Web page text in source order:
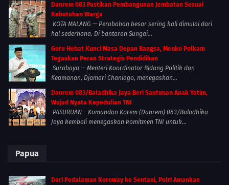
Danrem 083 Pastikan Pembangunan Jembatan Sesuai
Kebutuhan Warga
KOTA MALANG — Perubahan besar sering kali dimulai dari
hal sederhana. Di bantaran Sungai...
Guru Hebat Kunci Masa Depan Bangsa, Menko Polkam
Tegaskan Peran Strategis Pendidikan
Surabaya — Menteri Koordinator Bidang Politik dan
Keamanan, Djamari Chaniago, menegaskan...
Danrem 083/Baladhika Jaya Beri Santunan Anak Yatim,
Wujud Nyata Kepedulian TNI
PASURUAN – Komandan Korem (Danrem) 083/Baladhika
Jaya kembali menegaskan komitmen TNI untuk...
Papua
Dari Pedalaman Koroway ke Sentani, Polri Amankan